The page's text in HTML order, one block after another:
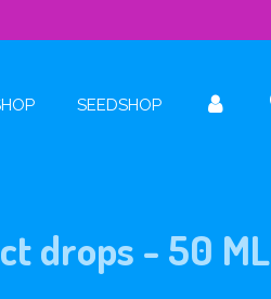
SEEDSHOP
drops - 50 ML